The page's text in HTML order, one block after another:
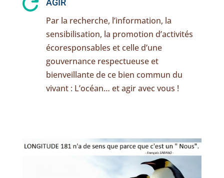
 AGIR
Par la recherche, l’information, la
sensibilisation, la promotion d’activités
écoresponsables et celle d’une
gouvernance respectueuse et
bienveillante de ce bien commun du
vivant : L’océan… et agir avec vous !